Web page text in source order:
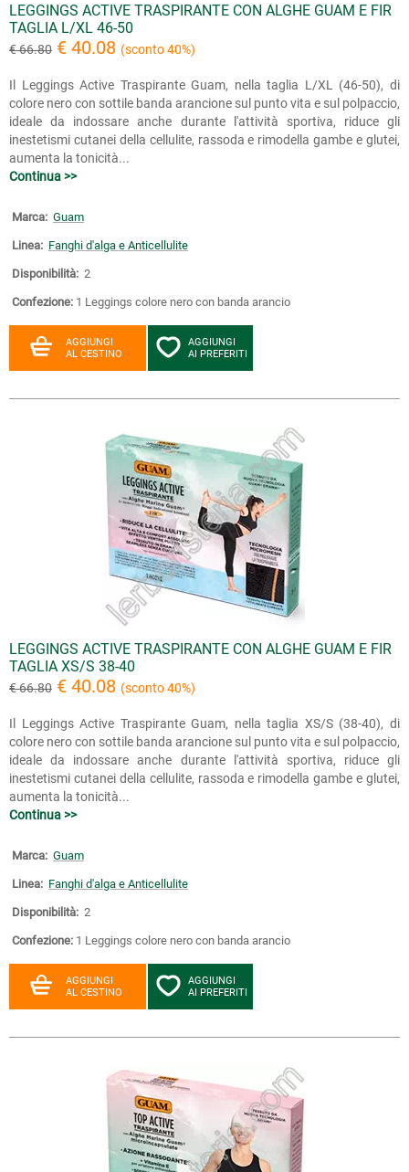
LEGGINGS ACTIVE TRASPIRANTE CON ALGHE GUAM E FIR
TAGLIA L/XL 46-50
€ 66.80 € 40.08 (sconto 40%)
Il Leggings Active Traspirante Guam, nella taglia L/XL (46-50), di
colore nero con sottile banda arancione sul punto vita e sul polpaccio,
ideale da indossare anche durante l'attività sportiva, riduce gli
inestetismi cutanei della cellulite, rassoda e rimodella gambe e glutei,
aumenta la tonicità...
Continua >>
Marca: Guam
Linea: Fanghi d'alga e Anticellulite
Disponibilità: 2
Confezione: 1 Leggings colore nero con banda arancio
AGGIUNGI
AL CESTINO
AGGIUNGI
AI PREFERITI
LEGGINGS ACTIVE TRASPIRANTE CON ALGHE GUAM E FIR
TAGLIA XS/S 38-40
€ 66.80 € 40.08 (sconto 40%)
Il Leggings Active Traspirante Guam, nella taglia XS/S (38-40), di
colore nero con sottile banda arancione sul punto vita e sul polpaccio,
ideale da indossare anche durante l'attività sportiva, riduce gli
inestetismi cutanei della cellulite, rassoda e rimodella gambe e glutei,
aumenta la tonicità...
Continua >>
Marca: Guam
Linea: Fanghi d'alga e Anticellulite
Disponibilità: 2
Confezione: 1 Leggings colore nero con banda arancio
AGGIUNGI
AL CESTINO
AGGIUNGI
AI PREFERITI